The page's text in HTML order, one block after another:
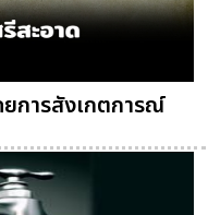
ยการสังเกตการณ์